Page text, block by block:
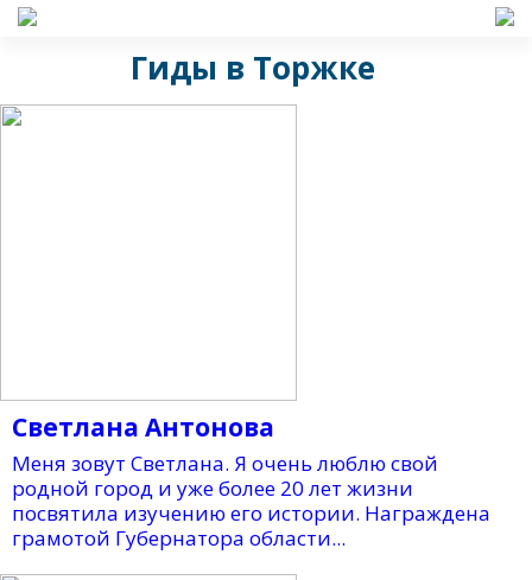
Гиды в Торжке
Светлана Антонова
Меня зовут Светлана. Я очень люблю свой
родной город и уже более 20 лет жизни
посвятила изучению его истории. Награждена
грамотой Губернатора области...